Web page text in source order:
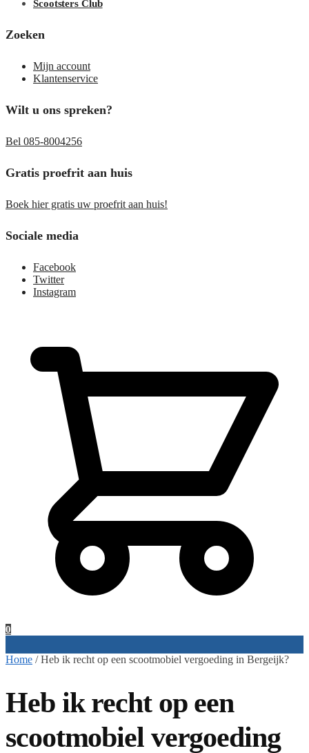
Scootsters Club
Zoeken
Mijn account
Klantenservice
Wilt u ons spreken?
Bel 085-8004256
Gratis proefrit aan huis
Boek hier gratis uw proefrit aan huis!
Sociale media
Facebook
Twitter
Instagram
0
Home /Heb ik recht op een scootmobiel vergoeding in Bergeijk?
Heb ik recht op een
scootmobiel vergoeding